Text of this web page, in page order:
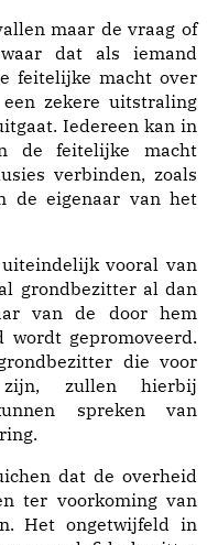
maar de vraag of
dat als iemand
feitelijke macht over
zekere uitstraling
Iedereen kan in
de feitelijke macht
verbinden, zoals
de eigenaar van het
vooral van
grondbezitter al dan
van de door hem
gepromoveerd.
die voor
zullen hierbij
spreken van
dat de overheid
ter voorkoming van
Het ongetwijfeld in